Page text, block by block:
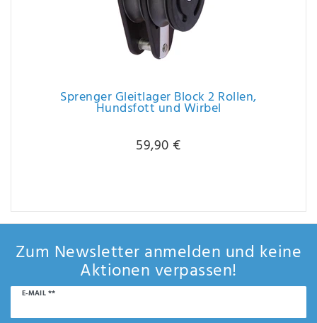
Sprenger Gleitlager Block 2 Rollen,
Hundsfott und Wirbel
59,90 €
Zum Newsletter anmelden und keine
Aktionen verpassen!
E-MAIL **
Newsletter